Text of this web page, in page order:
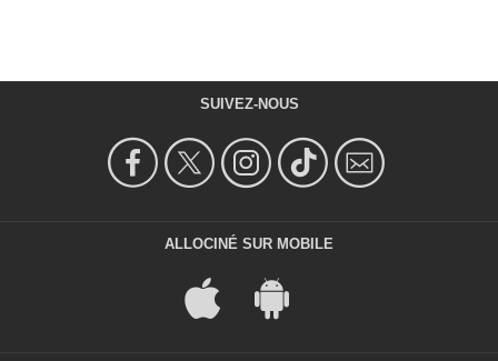
SUIVEZ-NOUS
ALLOCINÉ SUR MOBILE